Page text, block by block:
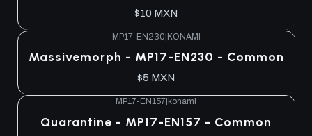
$10 MXN
MP17-EN230 KONAMI
Massivemorph - MP17-EN230 - Common
$5 MXN
MP17-EN157 konami
Quarantine - MP17-EN157 - Common